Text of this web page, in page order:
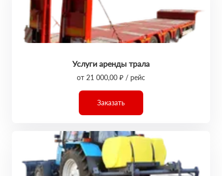
Услуги аренды трала
от 21 000,00 ₽ / рейс
Заказать